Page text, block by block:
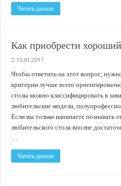
Читать дальше
Как приобрести
10.01.2017
Чтобы ответить на этот вопрос,
критерии лучше всего
столы можно классифицировать в
любительские модели,
Если вы только начинаете познавать
любительского стола вполне
…
Читать дальше